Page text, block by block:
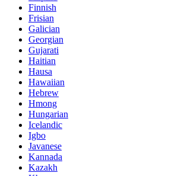
Finnish
Frisian
Galician
Georgian
Gujarati
Haitian
Hausa
Hawaiian
Hebrew
Hmong
Hungarian
Icelandic
Igbo
Javanese
Kannada
Kazakh